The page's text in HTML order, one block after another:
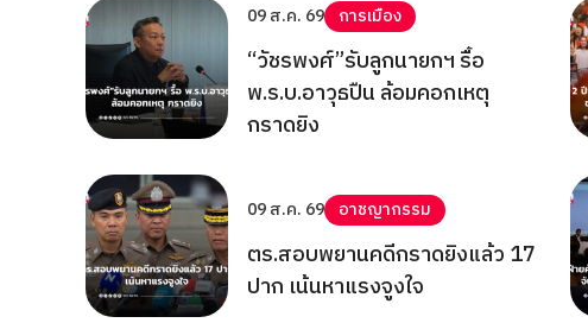
09 ส.ค. 69 การเมือง
“วัชรพงศ์”รับลูกนายกฯ รื้อ
พ.ร.บ.อาวุธปืน ล้อมคอกเหตุ
กราดยิง
09 ส.ค. 69 อาชญากรรม
ตร.สอบพยานคดีกราดยิงแล้ว 17
ปาก เน้นหาแรงจูงใจ